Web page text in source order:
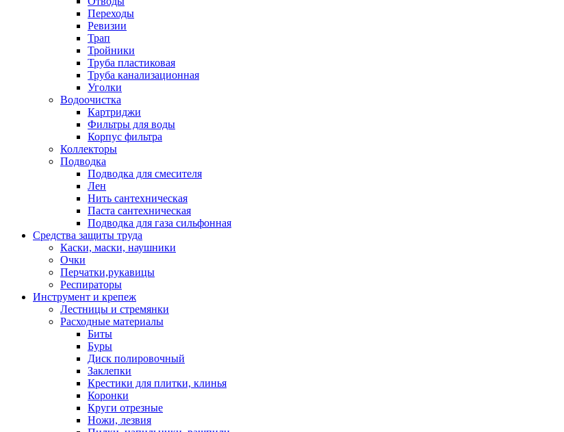
Переходы
Ревизии
Трап
Тройники
Труба пластиковая
Труба канализационная
Уголки
Водоочистка
Картриджи
Фильтры для воды
Корпус фильтра
Коллекторы
Подводка
Подводка для смесителя
Лен
Нить сантехническая
Паста сантехническая
Подводка для газа сильфонная
Средства защиты труда
Каски, маски, наушники
Очки
Перчатки,рукавицы
Респираторы
Инструмент и крепеж
Лестницы и стремянки
Расходные материалы
Биты
Буры
Диск полировочный
Заклепки
Крестики для плитки, клинья
Коронки
Круги отрезные
Ножи, лезвия